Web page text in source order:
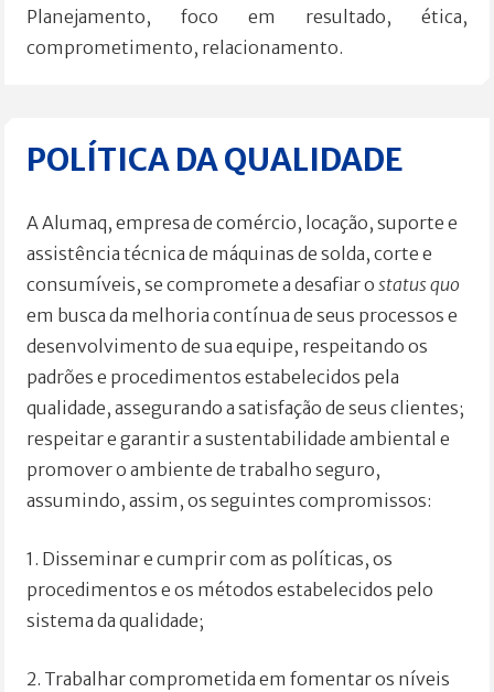
Planejamento, foco em resultado, ética,
comprometimento, relacionamento.
POLÍTICA DA QUALIDADE
A Alumaq, empresa de comércio, locação, suporte e
assistência técnica de máquinas de solda, corte e
consumíveis, se compromete a desafiar o status quo
em busca da melhoria contínua de seus processos e
desenvolvimento de sua equipe, respeitando os
padrões e procedimentos estabelecidos pela
qualidade, assegurando a satisfação de seus clientes;
respeitar e garantir a sustentabilidade ambiental e
promover o ambiente de trabalho seguro,
assumindo, assim, os seguintes compromissos:
1. Disseminar e cumprir com as políticas, os
procedimentos e os métodos estabelecidos pelo
sistema da qualidade;
2. Trabalhar comprometida em fomentar os níveis